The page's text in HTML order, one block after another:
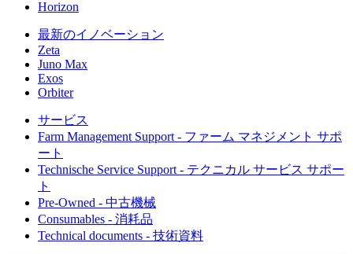
Horizon
最新のイノベーション
Zeta
Juno Max
Exos
Orbiter
サービス
Farm Management Support - ファーム マネジメント サポ
ート
Technische Service Support - テクニカル サービス サポー
ト
Pre-Owned - 中古機械
Consumables - 消耗品
Technical documents - 技術資料